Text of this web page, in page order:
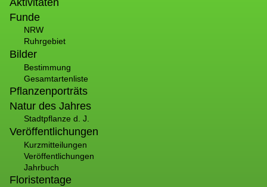
Aktivitäten
Funde
NRW
Ruhrgebiet
Bilder
Bestimmung
Gesamtartenliste
Pflanzenporträts
Natur des Jahres
Stadtpflanze d. J.
Veröffentlichungen
Kurzmitteilungen
Veröffentlichungen
Jahrbuch
Floristentage